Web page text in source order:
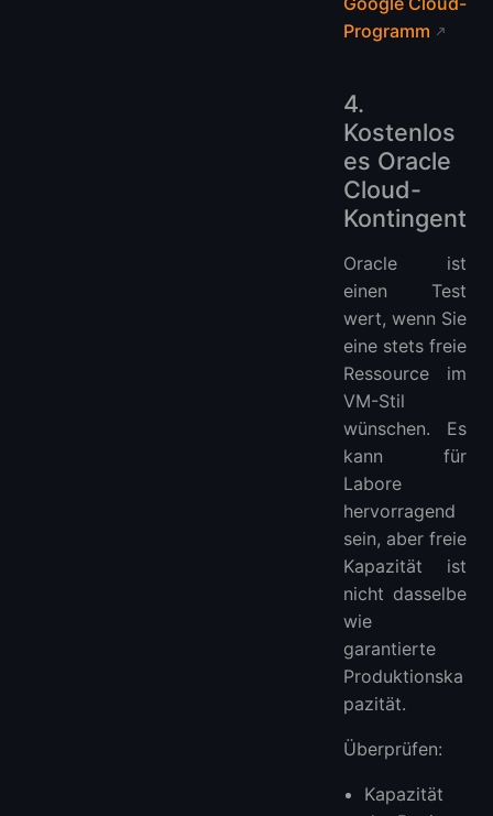
Programm
4.
Kostenlos
es Oracle
Cloud-
Kontingent
Oracle ist
einen Test
wert, wenn Sie
eine stets freie
Ressource im
VM-Stil
wünschen. Es
kann für
Labore
hervorragend
sein, aber freie
Kapazität ist
nicht dasselbe
wie
garantierte
Produktionska
pazität.
Überprüfen:
Kapazität